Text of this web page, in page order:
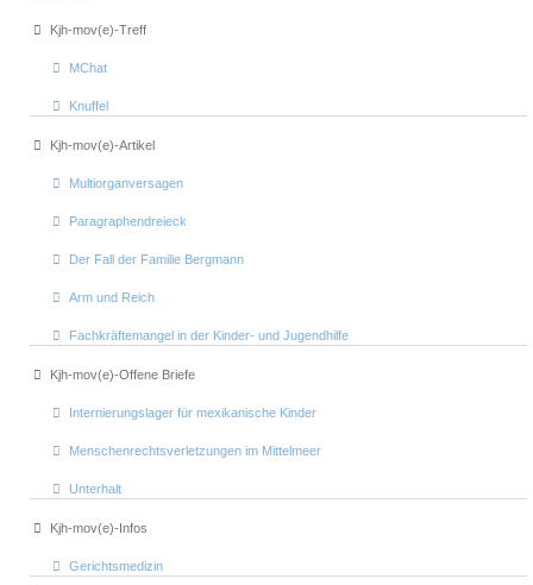
Kjh-mov(e)-Treff
MChat
Knuffel
Kjh-mov(e)-Artikel
Multiorganversagen
Paragraphendreieck
Der Fall der Familie Bergmann
Arm und Reich
Fachkräftemangel in der Kinder- und Jugendhilfe
Kjh-mov(e)-Offene Briefe
Internierungslager für mexikanische Kinder
Menschenrechtsverletzungen im Mittelmeer
Unterhalt
Kjh-mov(e)-Infos
Gerichtsmedizin